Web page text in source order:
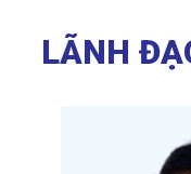
LÃNH